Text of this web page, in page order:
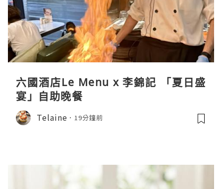
六國酒店Le Menu x 李錦記 「夏日盛
宴」自助晚餐
Telaine 19分鐘前